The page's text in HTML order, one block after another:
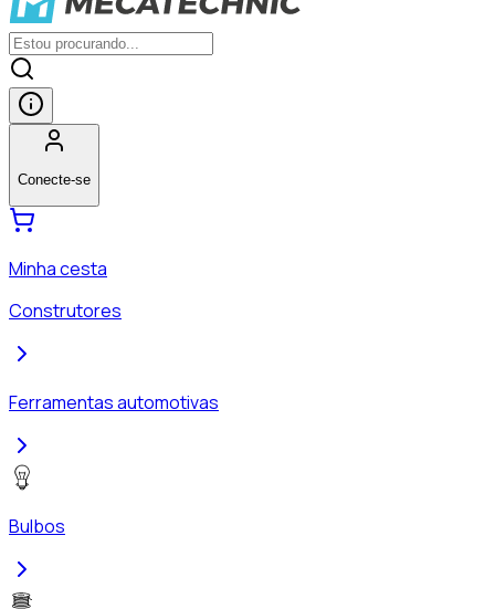
Conecte-se
Minha cesta
Construtores
Ferramentas automotivas
Bulbos